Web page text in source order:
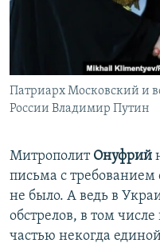
Патриарх Московский и
России Владимир Путин
МитрополитОнуфрий
письма с требованием
не было. А ведь в
обстрелов, в том
частью некогда